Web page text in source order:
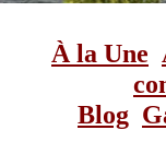
À la Une
Blog